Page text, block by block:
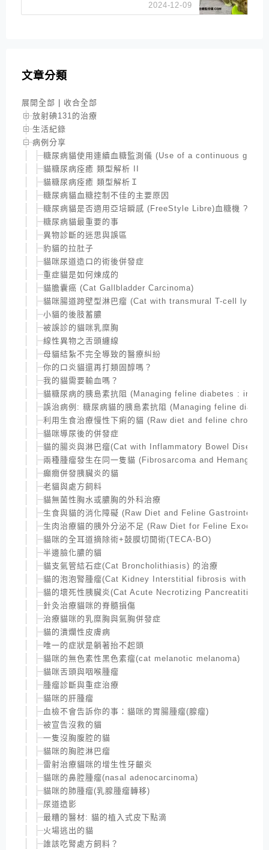
2024-12-09
文章分類
展開全部
收合全部
放射碘131的治療
生活紀錄
病例分享
糖尿病貓使用連續血糖監測儀 (Use of a continuous
貓糖尿病痊癒 類型解析 II
貓糖尿病痊癒 類型解析Ｉ
糖尿病貓血糖控制不佳的主要原因
糖尿病貓是否適用亞培瞬感 (FreeStyle Libre)血糖機 ?
糖尿病貓最重要的事
異物診斷的迷思與誤區
豹貓的拉肚子
貓咪尿道造口的術後併發症
重症貓是如何煉成的
貓膽囊癌 (Cat Gallbladder Carcinoma)
貓咪腸道跨壁型淋巴瘤 (Cat with transmural T-cell
小貓的後肢蓄膿
被誤診的貓咪乳糜胸
線性異物之舌頭纏線
母貓結紮不完全導致的醫療糾紛
你的口炎貓還再打類固醇嗎？
我的貓需要輸血嗎？
貓糖尿病的胰島素抗阻 (Managing feline diabetes :
誤治病例: 糖尿病貓的胰島素抗阻 (Managing feline
利用生食治療慢性下痢的貓 (Raw diet and feline chronic
貓咪導尿後的併發症
貓的腸炎與淋巴瘤(Cat with Inflammatory Bowel
兩種腫瘤發生在同一隻貓 (Fibrosarcoma and
癲癇併發胰臟炎的貓
老貓與處方飼料
貓無菌性胸水或膿胸的外科治療
生食與貓的消化障礙 (Raw Diet and Feline
生肉治療貓的胰外分泌不足 (Raw Diet for Feline
貓咪的全耳道摘除術+鼓膜切開術(TECA-BO)
半邊臉化膿的貓
貓支氣管結石症(Cat Broncholithiasis) 的治療
貓的泡泡腎腫瘤(Cat Kidney Interstitial fibrosis with
貓的壞死性胰臟炎(Cat Acute Necrotizing Pancreatitis)
針灸治療貓咪的脊髓損傷
治療貓咪的乳糜胸與氣胸併發症
貓的潰爛性皮膚病
唯一的症狀是躺著抬不起頭
貓咪的無色素性黑色素瘤(cat melanotic melanoma)
貓咪舌頭與咽喉腫瘤
腫瘤診斷與重症治療
貓咪的肝腫瘤
血檢不會告訴你的事：貓咪的胃腸腫瘤(腺瘤)
被宣告沒救的貓
一隻沒胸腹腔的貓
貓咪的胸腔淋巴瘤
雷射治療貓咪的增生性牙齦炎
貓咪的鼻腔腫瘤(nasal adenocarcinoma)
貓咪的肺腫瘤(乳腺腫瘤轉移)
尿道造影
最糟的醫材: 貓的植入式皮下點滴
火場逃出的貓
誰該吃腎處方飼料？